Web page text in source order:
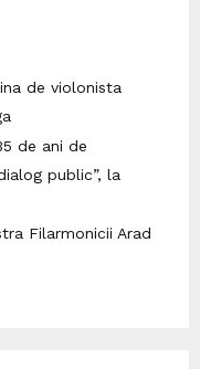
de violonista
de ani de
public”, la
Filarmonicii Arad